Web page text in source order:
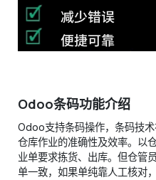
Odoo条码功能介绍
​Odoo支持条码操作，条码技
仓库作业的准确性及效率。以
业单要求拣货、出库。但仓管
单一致，如果单纯靠人工核对